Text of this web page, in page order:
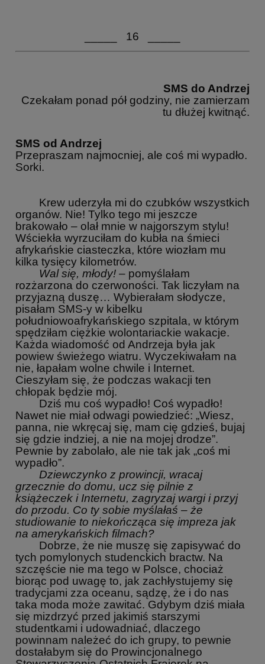
_____ 16 _____
SMS do Andrzej
Czekałam ponad pół godziny, nie zamierzam
tu dłużej kwitnąć.
SMS od Andrzej
Przepraszam najmocniej, ale coś mi wypadło.
Sorki.
Krew uderzyła mi do czubków wszystkich
organów. Nie! Tylko tego mi jeszcze
brakowało – olał mnie w najgorszym stylu!
Wściekła wyrzuciłam do kubła na śmieci
afrykańskie ciasteczka, które wiozłam mu
kilka tysięcy kilometrów.
Wal się, młody! – pomyślałam
rozżarzona do czerwoności. Tak liczyłam na
przyjazną duszę… Wybierałam słodycze,
pisałam SMS-y w kibelku
południowoafrykańskiego szpitala, w którym
spędziłam ciężkie wolontariackie wakacje.
Każda wiadomość od Andrzeja była jak
powiew świeżego wiatru. Wyczekiwałam na
nie, łapałam wolne chwile i Internet.
Cieszyłam się, że podczas wakacji ten
chłopak będzie mój.
Dziś mu coś wypadło! Coś wypadło!
Nawet nie miał odwagi powiedzieć: „Wiesz,
panna, nie wkręcaj się, mam cię gdzieś, bujaj
się gdzie indziej, a nie na mojej drodze”.
Pewnie by zabolało, ale nie tak jak „coś mi
wypadło”.
Dziewczynko z prowincji, wracaj
grzecznie do domu, ucz się pilnie z
książeczek i Internetu, zagryzaj wargi i przyj
do przodu. Co ty sobie myślałaś – że
studiowanie to niekończąca się impreza jak
na amerykańskich filmach?
Dobrze, że nie muszę się zapisywać do
tych pomylonych studenckich bractw. Na
szczęście nie ma tego w Polsce, chociaż
biorąc pod uwagę to, jak zachłystujemy się
tradycjami zza oceanu, sądzę, że i do nas
taka moda może zawitać. Gdybym dziś miała
się mizdrzyć przed jakimiś starszymi
studentkami i udowadniać, dlaczego
powinnam należeć do ich grupy, to pewnie
dostałabym się do Prowincjonalnego